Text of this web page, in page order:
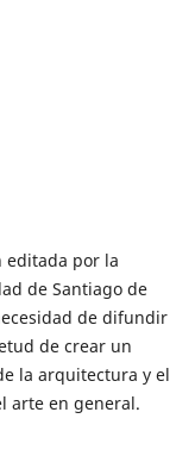
editada por la
de Santiago de
de difundir
de crear un
la arquitectura y el
arte en general.